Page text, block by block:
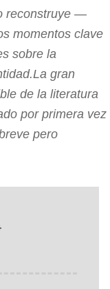
reconstruye —
momentos clave
sobre la
gran
de la literatura
por primera vez
pero